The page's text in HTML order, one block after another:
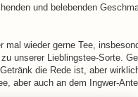
und belebenden
mal wieder gerne Tee,
unserer Lieblingstee-Sorte.
die Rede ist, aber
aber auch an dem Ingwer-